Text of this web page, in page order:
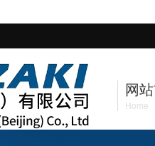
网
Home